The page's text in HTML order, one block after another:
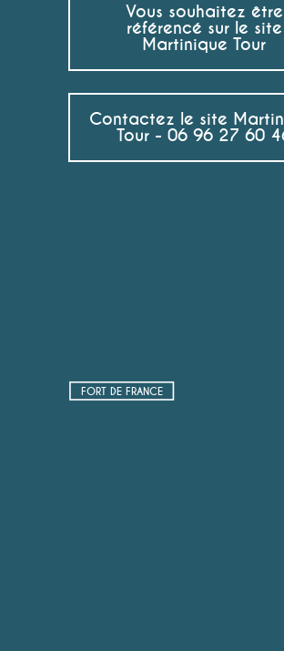
Vous souhaitez être
référencé sur le site
Martinique Tour
Contactez le site
Tour - 06 96 27 60
FORT DE FRANCE